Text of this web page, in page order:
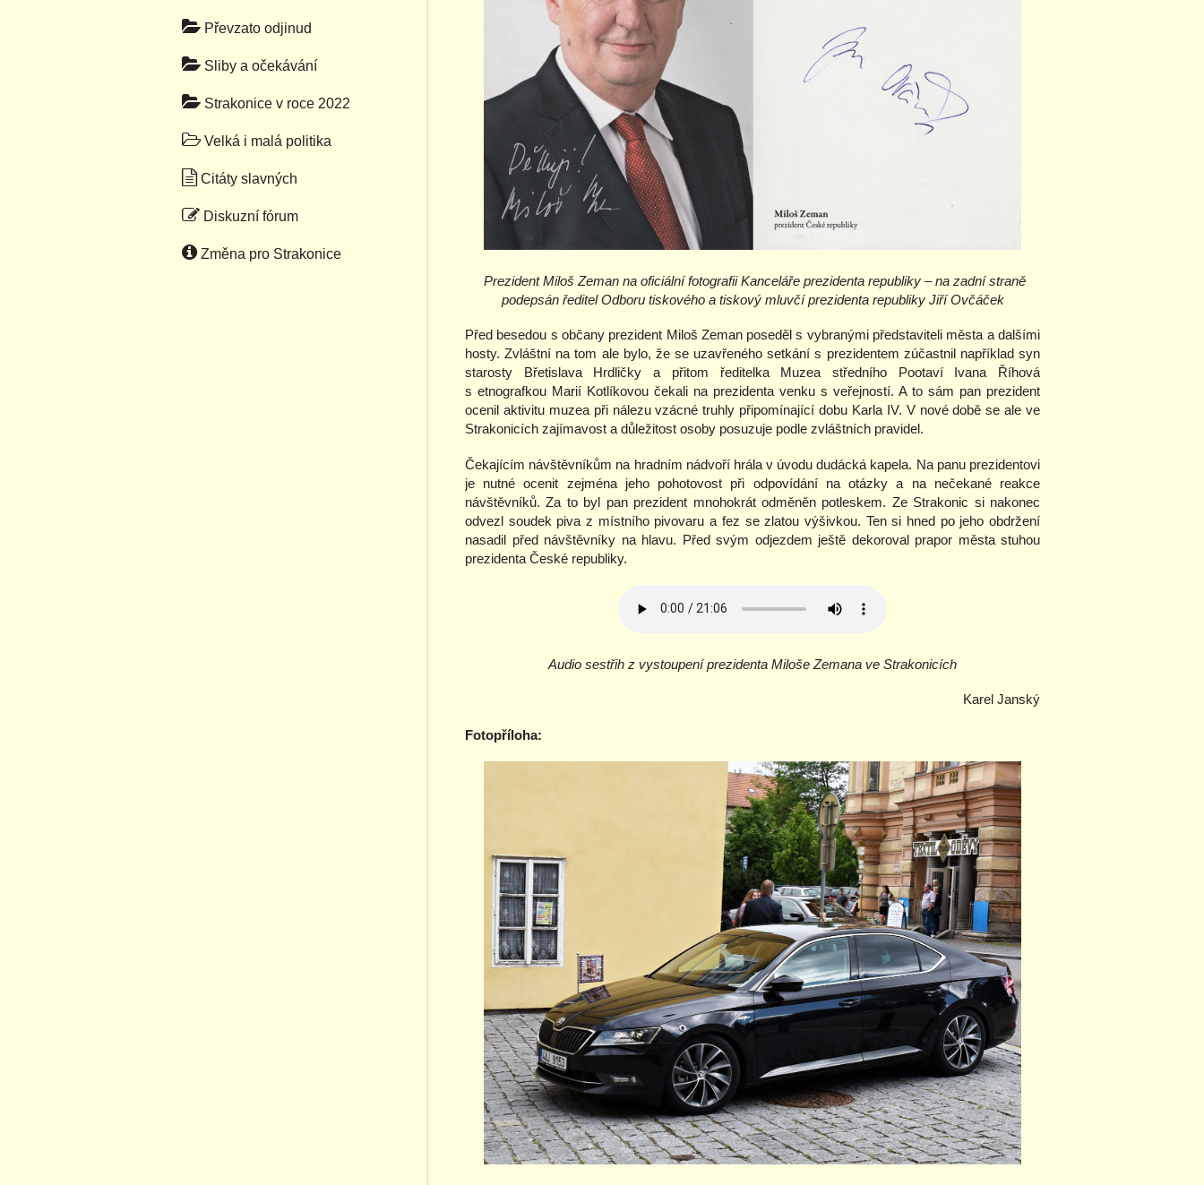
Prezident Miloš Zeman na oficiální fotografii Kanceláře prezidenta republiky – na zadní straně
podepsán ředitel Odboru tiskového a tiskový mluvčí prezidenta republiky Jiří Ovčáček
Před besedou s občany prezident Miloš Zeman poseděl s vybranými představiteli města a dalšími
hosty. Zvláštní na tom ale bylo, že se uzavřeného setkání s prezidentem zúčastnil například syn
starosty Břetislava Hrdličky a přitom ředitelka Muzea středního Pootaví Ivana Říhová
s etnografkou Marií Kotlíkovou čekali na prezidenta venku s veřejností. A to sám pan prezident
ocenil aktivitu muzea při nálezu vzácné truhly připomínající dobu Karla IV. V nové době se ale ve
Strakonicích zajímavost a důležitost osoby posuzuje podle zvláštních pravidel.
Čekajícím návštěvníkům na hradním nádvoří hrála v úvodu dudácká kapela. Na panu prezidentovi
je nutné ocenit zejména jeho pohotovost při odpovídání na otázky a na nečekané reakce
návštěvníků. Za to byl pan prezident mnohokrát odměněn potleskem. Ze Strakonic si nakonec
odvezl soudek piva z místního pivovaru a fez se zlatou výšivkou. Ten si hned po jeho obdržení
nasadil před návštěvníky na hlavu. Před svým odjezdem ještě dekoroval prapor města stuhou
prezidenta České republiky.
Audio sestřih z vystoupení prezidenta Miloše Zemana ve Strakonicích
Karel Janský
Fotopříloha:
Převzato odjinud
Sliby a očekávání
Strakonice v roce 2022
Velká i malá politika
Citáty slavných
Diskuzní fórum
Změna pro Strakonice